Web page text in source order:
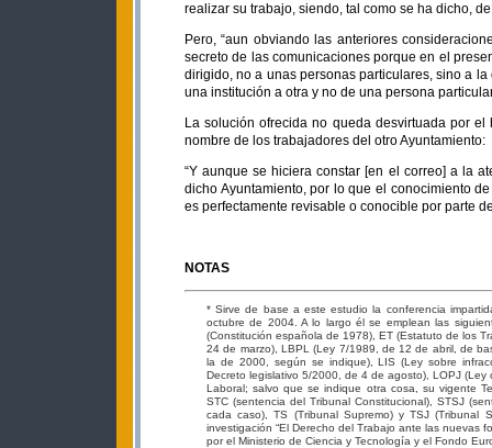
realizar su trabajo, siendo, tal como se ha dicho,
Pero, “aun obviando las anteriores
secreto de las comunicaciones porque en el
dirigido, no a unas personas particulares, sino a
una institución a otra y no de una persona
La solución ofrecida no queda desvirtuada por
nombre de los trabajadores del otro Ayuntamiento:
“Y aunque se hiciera constar [en el correo] a la
dicho Ayuntamiento, por lo que el conocimiento
es perfectamente revisable o conocible por parte
NOTAS
* Sirve de base a este estudio la conferencia
octubre de 2004. A lo largo él se emplean las
(Constitución española de 1978), ET (Estatuto de los
24 de marzo), LBPL (Ley 7/1989, de 12 de abril, de
la de 2000, según se indique), LIS (Ley sobre
Decreto legislativo 5/2000, de 4 de agosto), LOPJ
Laboral; salvo que se indique otra cosa, su vigente
STC (sentencia del Tribunal Constitucional), STSJ
cada caso), TS (Tribunal Supremo) y TSJ (Tribunal
investigación “El Derecho del Trabajo ante las nuevas
por el Ministerio de Ciencia y Tecnología y el Fondo